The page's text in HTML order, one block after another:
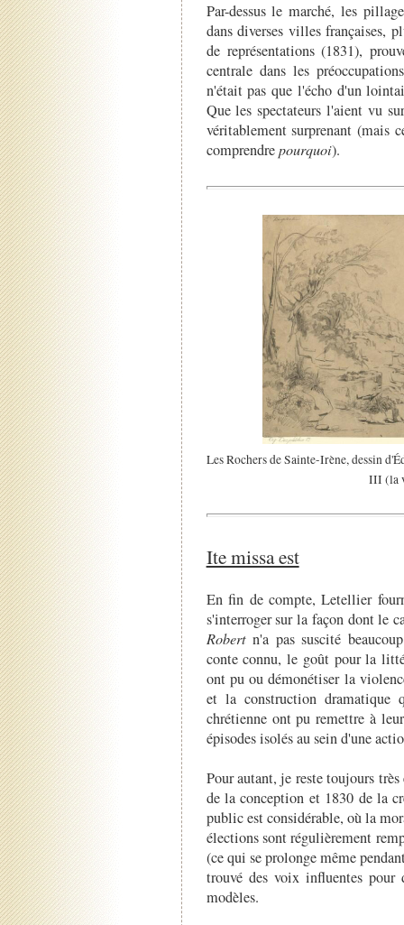
Par-dessus le marché, les
dans diverses villes françaises,
de représentations (1831),
centrale dans les
n'était pas que l'écho d'un
Que les spectateurs l'aient vu
véritablement surprenant (mais
comprendrepourquoi).
Les Rochers de Sainte-Irène, dessin
III (la
Ite missa est
En fin de compte, Letellier
s'interroger sur la façon dont le
Robertn'a pas suscité
conte connu, le goût pour la
ont pu ou démonétiser la
et la construction
chrétienne ont pu remettre à
épisodes isolés au sein d'une
Pour autant, je reste toujours très
de la conception et 1830 de la
public est considérable, où la
élections sont régulièrement
(ce qui se prolonge même
trouvé des voix influentes
modèles.